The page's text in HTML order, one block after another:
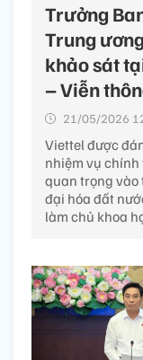
Trưởng
Trung
khảo sát
– Viễn
21/05/2026
Viettel được
nhiệm vụ
quan trọng vào
đại hóa đất
làm chủ khoa